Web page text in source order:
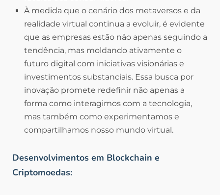
À medida que o cenário dos metaversos e da
realidade virtual continua a evoluir, é evidente
que as empresas estão não apenas seguindo a
tendência, mas moldando ativamente o
futuro digital com iniciativas visionárias e
investimentos substanciais. Essa busca por
inovação promete redefinir não apenas a
forma como interagimos com a tecnologia,
mas também como experimentamos e
compartilhamos nosso mundo virtual.
Desenvolvimentos em Blockchain e
Criptomoedas: